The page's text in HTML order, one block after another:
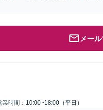
メー
業時間：10:00~18:00（平日）